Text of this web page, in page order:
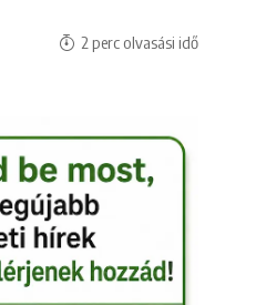
2 perc olvasási idő